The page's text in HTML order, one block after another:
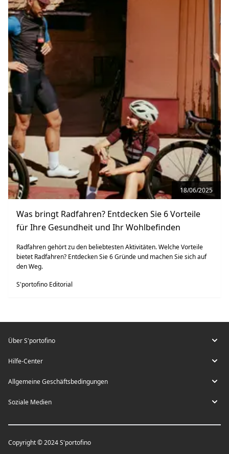
18/06/2025
Was bringt Radfahren? Entdecken Sie 6 Vorteile
für Ihre Gesundheit und Ihr Wohlbefinden
Radfahren gehört zu den beliebtesten Aktivitäten. Welche Vorteile
bietet Radfahren? Entdecken Sie 6 Gründe und machen Sie sich auf
den Weg.
S'portofino Editorial
Über S'portofino
Hilfe-Center
Allgemeine Geschäftsbedingungen
Soziale Medien
Copyright © 2024 S'portofino